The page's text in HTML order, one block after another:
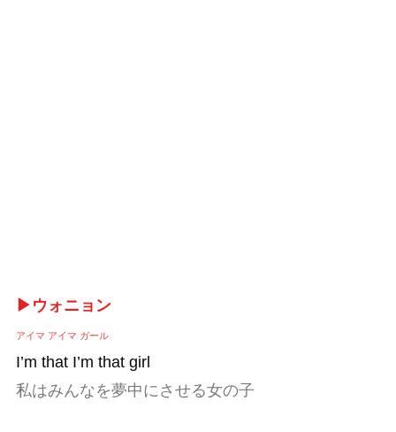
▶ウォニョン
アイマ アイマ ガール
I’m that I’m that girl
私はみんなを夢中にさせる女の子